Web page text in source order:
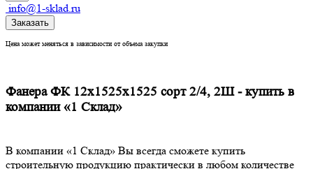
info@1-sklad.ru
Заказать
Цена может меняться в зависимости от объема закупки
Фанера ФК 12х1525х1525 сорт 2/4, 2Ш - купить в
компании «1 Склад»
В компании «1 Склад» Вы всегда сможете купить
строительную продукцию практически в любом количестве